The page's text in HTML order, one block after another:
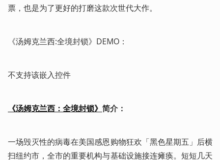
票，也是为了更好的打磨这款次世代大作。
《汤姆克兰西:全境封锁》DEMO：
不支持该嵌入控件
《汤姆克兰西：全境封锁》 简介：
一场毁灭性的病毒在美国感恩购物狂欢「黑色星期五」后横
扫纽约市，全市的重要机构与基础设施接连瘫痪。短短几天